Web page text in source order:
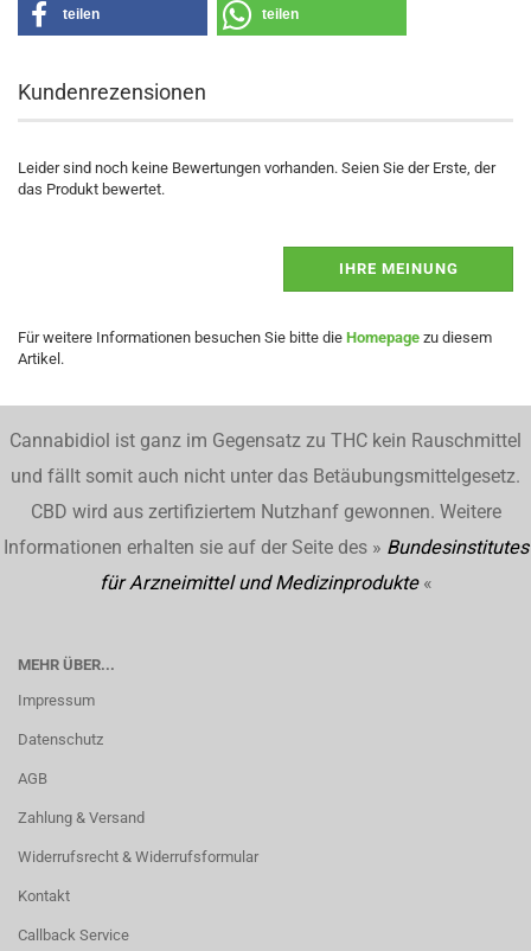
teilen teilen
Kundenrezensionen
Leider sind noch keine Bewertungen vorhanden. Seien Sie der Erste, der
das Produkt bewertet.
IHRE MEINUNG
Für weitere Informationen besuchen Sie bitte die Homepage zu diesem
Artikel.
Cannabidiol ist ganz im Gegensatz zu THC kein Rauschmittel
und fällt somit auch nicht unter das Betäubungsmittelgesetz.
CBD wird aus zertifiziertem Nutzhanf gewonnen. Weitere
Informationen erhalten sie auf der Seite des » Bundesinstitutes
für Arzneimittel und Medizinprodukte«
MEHR ÜBER...
Impressum
Datenschutz
AGB
Zahlung & Versand
Widerrufsrecht & Widerrufsformular
Kontakt
Callback Service